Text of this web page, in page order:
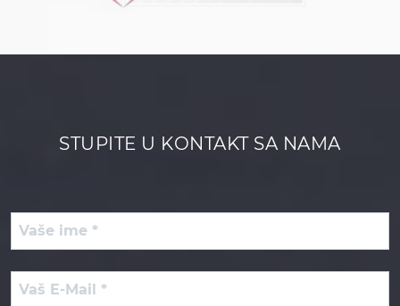
STUPITE U KONTAKT SA NAMA